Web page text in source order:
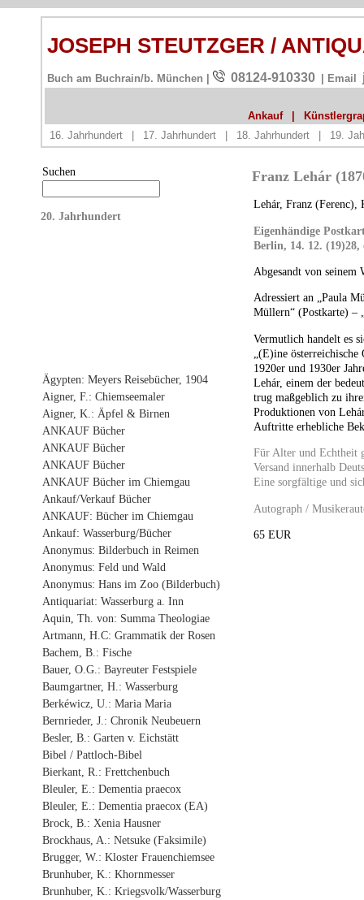
JOSEPH STEUTZGER /
Buch am Buchrain/b. München | 08124-910330 | Email
Ankauf
16. Jahrhundert
17. Jahrhundert 18. Jahrhundert 19.
Suchen
20. Jahrhundert
Ägypten: Meyers Reisebücher, 1904
Aigner, F.: Chiemseemaler
Aigner, K.: Äpfel & Birnen
ANKAUF Bücher
ANKAUF Bücher
ANKAUF Bücher
ANKAUF Bücher im Chiemgau
Ankauf/Verkauf Bücher
ANKAUF: Bücher im Chiemgau
Ankauf: Wasserburg/Bücher
Anonymus: Bilderbuch in Reimen
Anonymus: Feld und Wald
Anonymus: Hans im Zoo (Bilderbuch)
Antiquariat: Wasserburg a. Inn
Aquin, Th. von: Summa Theologiae
Artmann, H.C: Grammatik der Rosen
Bachem, B.: Fische
Bauer, O.G.: Bayreuter Festspiele
Baumgartner, H.: Wasserburg
Berkéwicz, U.: Maria Maria
Bernrieder, J.: Chronik Neubeuern
Besler, B.: Garten v. Eichstätt
Bibel / Pattloch-Bibel
Bierkant, R.: Frettchenbuch
Bleuler, E.: Dementia praecox
Bleuler, E.: Dementia praecox (EA)
Brock, B.: Xenia Hausner
Brockhaus, A.: Netsuke (Faksimile)
Brugger, W.: Kloster Frauenchiemsee
Brunhuber, K.: Khornmesser
Brunhuber, K.: Kriegsvolk/Wasserburg
Franz Lehár
Lehár, Franz (Ferenc),
Eigenhändige
Berlin, 14. 12.
Abgesandt von
Adressiert an „Paula
Müllern“ (Postkarte) –
Vermutlich handelt es
„(E)ine
1920er und 1930er
Lehár, einem der
trug maßgeblich zu
Produktionen von
Auftritte erhebliche
Für Alter und Echtheit
Versand innerhalb
Eine sorgfältige und
Autograph /
65 EUR